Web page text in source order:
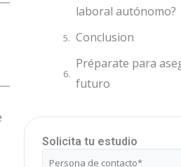
laboral autónomo?
Conclusion
Préparate para
futuro
Solicita tu estudio
Nombre